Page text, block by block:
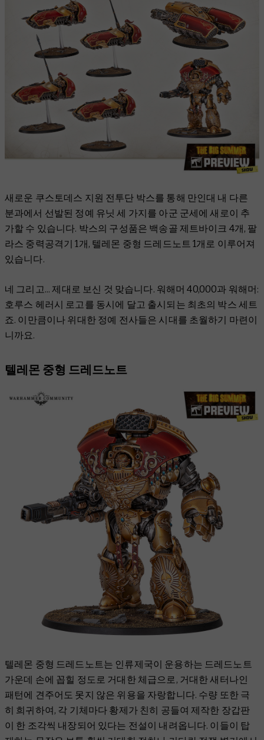
새로운 쿠스토데스 지원 전투단 박스를 통해 만인대 내 다른
분과에서 선발된 정예 유닛 세 가지를 아군 군세에 새로이 추
가할 수 있습니다. 박스의 구성품은 백송골 제트바이크 4개, 팔
라스 중력공격기 1개, 텔레몬 중형 드레드노트 1개로 이루어져
있습니다.
네 그리고... 제대로 보신 것 맞습니다. 워해머 40,000과 워해머:
호루스 헤러시 로고를 동시에 달고 출시되는 최초의 박스 세트
죠. 이만큼이나 위대한 정예 전사들은 시대를 초월하기 마련이
니까요.
텔레몬 중형 드레드노트
텔레몬 중형 드레드노트는 인류제국이 운용하는 드레드노트
가운데 손에 꼽힐 정도로 거대한 체급으로, 거대한 새터나인
패턴에 견주어도 못지 않은 위용을 자랑합니다. 수량 또한 극
히 희귀하여, 각 기체마다 황제가 친히 공들여 제작한 장갑판
이 한 조각씩 내장되어 있다는 전설이 내려옵니다. 이들이 탑